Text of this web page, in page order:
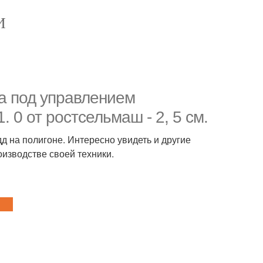
под управлением
0 от ростсельмаш - 2, 5 см.
на полигоне. Интересно увидеть и другие
своей техники.